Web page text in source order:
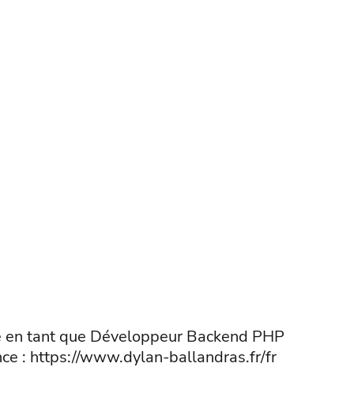
en tant que Développeur Backend PHP
: https://www.dylan-ballandras.fr/fr